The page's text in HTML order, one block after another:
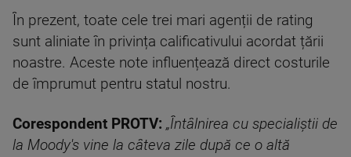
În prezent, toate cele trei mari agenții de rating
sunt aliniate în privința calificativului acordat țării
noastre. Aceste note influențează direct costurile
de împrumut pentru statul nostru.
Corespondent PROTV: „Întâlnirea cu specialiștii de
la Moody's vine la câteva zile după ce o altă